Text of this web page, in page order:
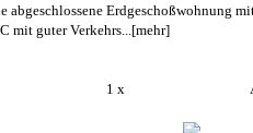
abgeschlossene Erdgeschoßwohnung
mit guter Verkehrs...[mehr]
1 x